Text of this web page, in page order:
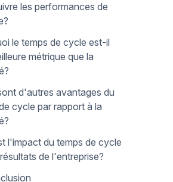
les performances de
le temps de cycle est-il
métrique que la
d'autres avantages du
cycle par rapport à la
l'impact du temps de cycle
de l'entreprise?